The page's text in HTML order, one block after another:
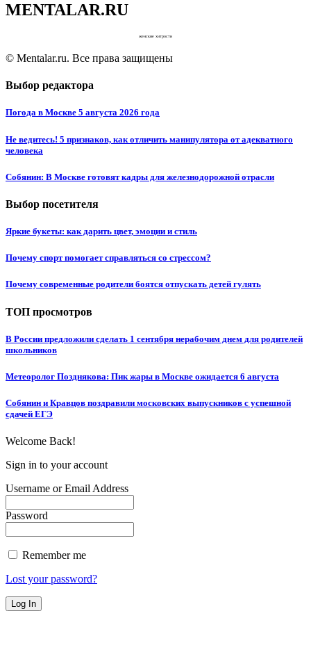
MENTALAR.RU
женские хитрости
© Mentalar.ru. Все права защищены
Выбор редактора
Погода в Москве 5 августа 2026 года
Не ведитесь! 5 признаков, как отличить манипулятора от адекватного
человека
Собянин: В Москве готовят кадры для железнодорожной отрасли
Выбор посетителя
Яркие букеты: как дарить цвет, эмоции и стиль
Почему спорт помогает справляться со стрессом?
Почему современные родители боятся отпускать детей гулять
ТОП просмотров
В России предложили сделать 1 сентября нерабочим днем для родителей
школьников
Метеоролог Позднякова: Пик жары в Москве ожидается 6 августа
Собянин и Кравцов поздравили московских выпускников с успешной
сдачей ЕГЭ
Welcome Back!
Sign in to your account
Username or Email Address
Password
Remember me
Lost your password?